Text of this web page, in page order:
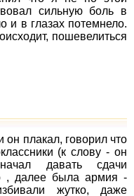
сильную боль в
и в глазах потемнело.
пошевелиться
он плакал, говорил что
(к слову - он
давать сдачи
, далее была армия -
жутко, даже